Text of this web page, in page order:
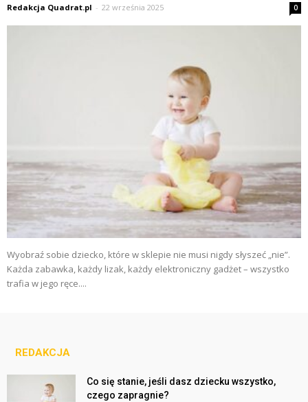
Redakcja Quadrat.pl - 22 września 2025 0
Wyobraź sobie dziecko, które w sklepie nie musi nigdy słyszeć „nie”.
Każda zabawka, każdy lizak, każdy elektroniczny gadżet – wszystko
trafia w jego ręce....
REDAKCJA
Co się stanie, jeśli dasz dziecku wszystko,
czego zapragnie?